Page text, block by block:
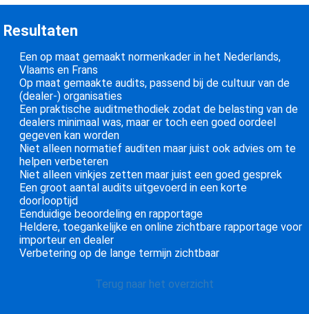
Resultaten
Een op maat gemaakt normenkader in het Nederlands,
Vlaams en Frans
Op maat gemaakte audits, passend bij de cultuur van de
(dealer-) organisaties
Een praktische auditmethodiek zodat de belasting van de
dealers minimaal was, maar er toch een goed oordeel
gegeven kan worden
Niet alleen normatief auditen maar juist ook advies om te
helpen verbeteren
Niet alleen vinkjes zetten maar juist een goed gesprek
Een groot aantal audits uitgevoerd in een korte
doorlooptijd
Eenduidige beoordeling en rapportage
Heldere, toegankelijke en online zichtbare rapportage voor
importeur en dealer
Verbetering op de lange termijn zichtbaar
Terug naar het overzicht